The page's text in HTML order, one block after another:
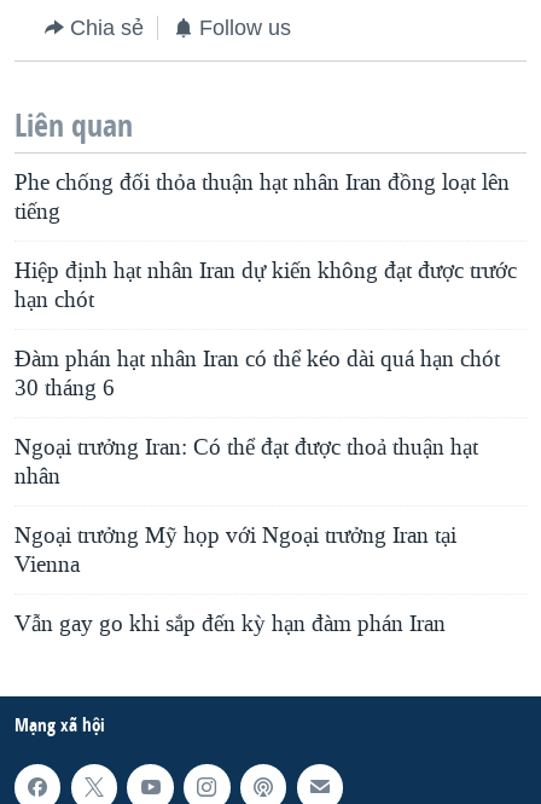
Chia sẻ Follow us
Liên quan
Phe chống đối thỏa thuận hạt nhân Iran đồng loạt lên
tiếng
Hiệp định hạt nhân Iran dự kiến không đạt được trước
hạn chót
Đàm phán hạt nhân Iran có thể kéo dài quá hạn chót
30 tháng 6
Ngoại trưởng Iran: Có thể đạt được thoả thuận hạt
nhân
Ngoại trưởng Mỹ họp với Ngoại trưởng Iran tại
Vienna
Vẫn gay go khi sắp đến kỳ hạn đàm phán Iran
Mạng xã hội